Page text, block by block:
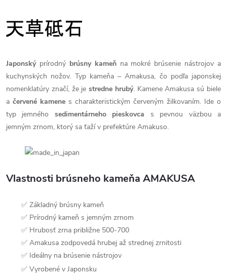
Japonskýprírodný brúsny kameňna mokré brúsenie nástrojov a
kuchynských nožov. Typ kameňa – Amakusa, čo podľa japonskej
nomenklatúry značí, že jestredne hrubý. Kamene Amakusa sú biele
a červené kamene s charakteristickým červeným žilkovaním. Ide o
typ jemného sedimentárneho pieskovca s pevnou väzbou a
jemným zrnom, ktorý sa ťaží v prefektúre Amakuso.
Vlastnosti brúsneho kameňa AMAKUSA
✅ Základný brúsny kameň
✅ Prírodný kameň s jemným zrnom
✅ Hrubosť zrna približne 500-700
✅ Amakusa zodpovedá hrubej až strednej zrnitosti
✅ Ideálny na brúsenie nástrojov
✅ Vyrobené v Japonsku